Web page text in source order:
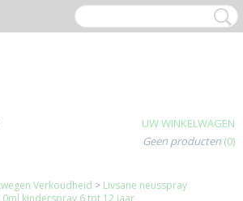
UW WINKELWAGEN
Geen producten (0)
Verkoudheid > Livsane neusspray
kinderspray 6 tot 12 jaar